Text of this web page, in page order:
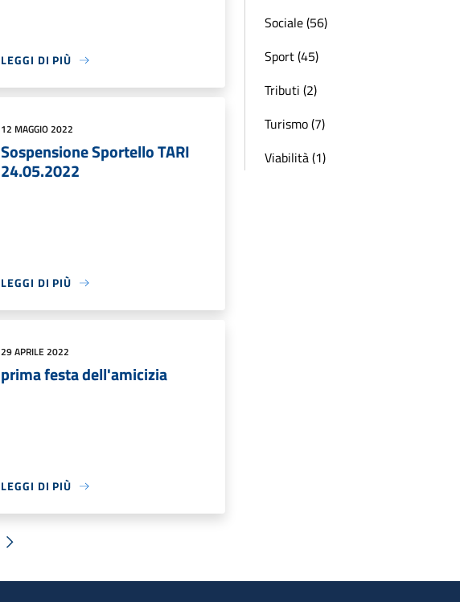
LEGGI DI PIÙ
12 MAGGIO 2022
Sospensione Sportello TARI
24.05.2022
LEGGI DI PIÙ
29 APRILE 2022
prima festa dell'amicizia
LEGGI DI PIÙ
Successiva »
Sociale (56)
Sport (45)
Tributi (2)
Turismo (7)
Viabilità (1)